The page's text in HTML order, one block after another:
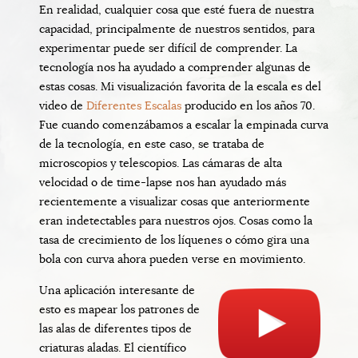
En realidad, cualquier cosa que esté fuera de nuestra
capacidad, principalmente de nuestros sentidos, para
experimentar puede ser difícil de comprender. La
tecnología nos ha ayudado a comprender algunas de
estas cosas. Mi visualización favorita de la escala es del
video de Diferentes Escalas producido en los años 70.
Fue cuando comenzábamos a escalar la empinada curva
de la tecnología, en este caso, se trataba de
microscopios y telescopios. Las cámaras de alta
velocidad o de time-lapse nos han ayudado más
recientemente a visualizar cosas que anteriormente
eran indetectables para nuestros ojos. Cosas como la
tasa de crecimiento de los líquenes o cómo gira una
bola con curva ahora pueden verse en movimiento.
Una aplicación interesante de
esto es mapear los patrones de
las alas de diferentes tipos de
criaturas aladas. El científico